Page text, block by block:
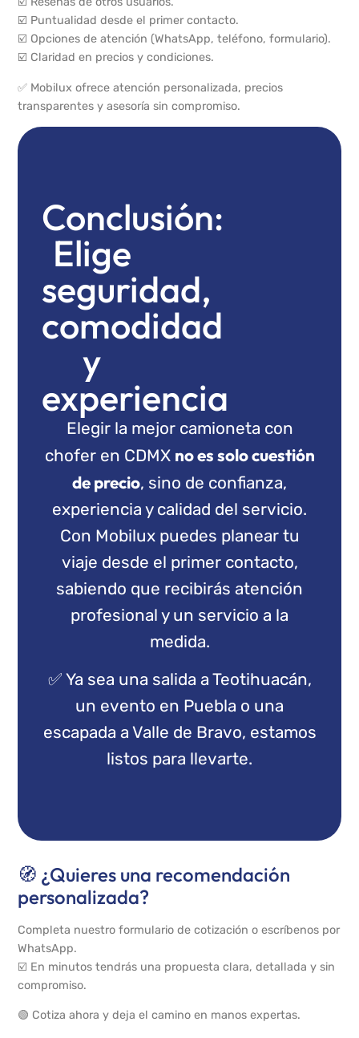
☑️ Puntualidad desde el primer contacto.
☑️ Opciones de atención (WhatsApp, teléfono, formulario).
☑️ Claridad en precios y condiciones.
✅ Mobilux ofrece atención personalizada, precios
transparentes y asesoría sin compromiso.
Conclusión:
Elige
seguridad,
comodidad
y
experiencia
Elegir la mejor camioneta con
chofer en CDMX no es solo cuestión
de precio, sino de confianza,
experiencia y calidad del servicio.
Con Mobilux puedes planear tu
viaje desde el primer contacto,
sabiendo que recibirás atención
profesional y un servicio a la
medida.
✅ Ya sea una salida a Teotihuacán,
un evento en Puebla o una
escapada a Valle de Bravo, estamos
listos para llevarte.
🧭 ¿Quieres una recomendación
personalizada?
Completa nuestro formulario de cotización o escríbenos por
WhatsApp.
☑️ En minutos tendrás una propuesta clara, detallada y sin
compromiso.
🟢 Cotiza ahora y deja el camino en manos expertas.